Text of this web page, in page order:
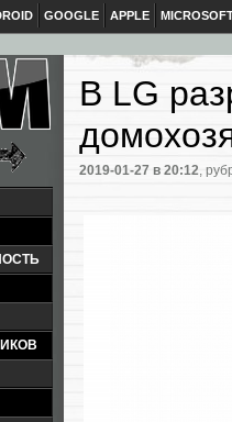
GOOGLE APPLE
В LG
2019-01-27 в 20:12,